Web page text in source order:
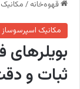
قهوه‌خانه /
مکانیک اسپرسوساز
ثبات و